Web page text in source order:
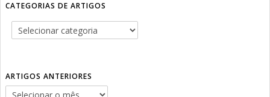
CATEGORIAS DE ARTIGOS
ARTIGOS ANTERIORES